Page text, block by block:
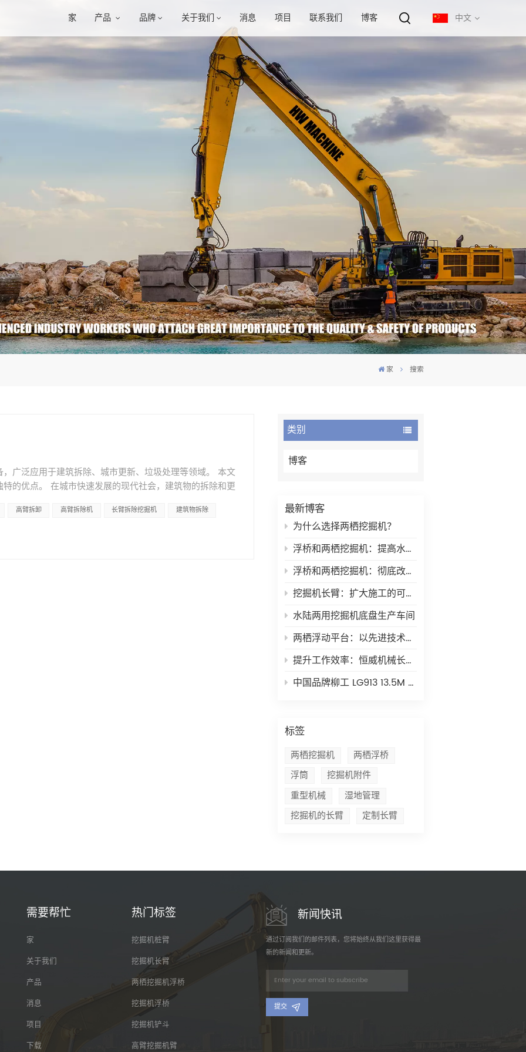
家 产品 品牌 关于我们 消息 项目 联系我们 博客 中文
français
русский
español
português
家 搜索
类别
博客
最新博客
为什么选择两栖挖掘机？
浮桥和两栖挖掘机：提高水基施工效率
浮桥和两栖挖掘机：彻底改变水基建设项目
挖掘机长臂：扩大施工的可能性
水陆两用挖掘机底盘生产车间
两栖浮动平台：以先进技术革新水道工程
提升工作效率：恒威机械长臂的优势及应用
中国品牌柳工 LG913 13.5M 拆卸高臂
标签
两栖挖掘机
两栖浮桥
浮筒
挖掘机附件
重型机械
湿地管理
挖掘机的长臂
定制长臂
广泛应用于建筑拆除、城市更新、垃圾处理等领域。 本文
的优点。 在城市快速发展的现代社会，建筑物的拆除和更
筑拆除领域的首选工具。 1、使用范围： 三节式拆除臂可
厂、桥梁、烟囱等结构。其主要应用领域包括但不限于以
还是大型建筑群，三节式拆除臂都能快速、安全地进行有
高臂拆卸 高臂拆除机 长臂拆除挖掘机 建筑物拆除
需要帮忙
家
关于我们
产品
消息
项目
下载
热门标签
挖掘机桩臂
挖掘机长臂
两栖挖掘机浮桥
挖掘机浮桥
挖掘机铲斗
高臂挖掘机臂
新闻快讯
通过订阅我们的邮件列表，您将始终从我们这里获得最
新的新闻和更新。
提交